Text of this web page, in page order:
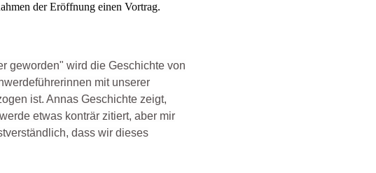
der Eröffnung einen Vortrag.
geworden" wird die Geschichte von
mit unserer
ist. Annas Geschichte zeigt,
etwas konträr zitiert, aber mir
dass wir dieses